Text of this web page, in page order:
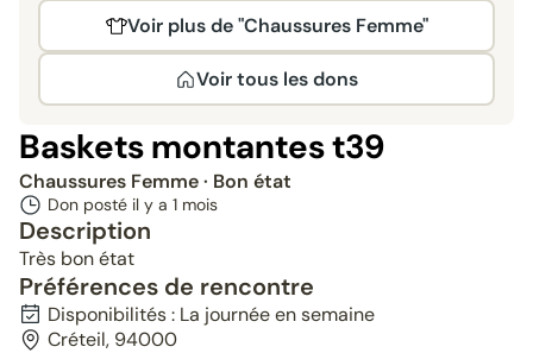
Voir plus de "Chaussures Femme"
Voir tous les dons
Baskets montantes t39
Chaussures Femme· Bon état
Don posté il y a 1 mois
Description
Très bon état
Préférences de rencontre
Disponibilités : La journée en semaine
Créteil, 94000